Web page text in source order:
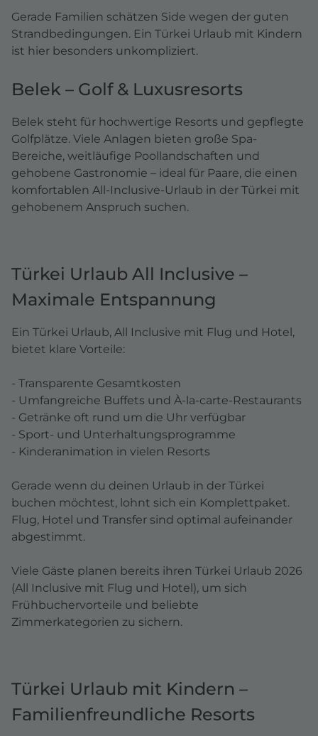
Gerade Familien schätzen Side wegen der guten
Strandbedingungen. Ein Türkei Urlaub mit Kindern
ist hier besonders unkompliziert.
Belek – Golf & Luxusresorts
Belek steht für hochwertige Resorts und gepflegte
Golfplätze. Viele Anlagen bieten große Spa-
Bereiche, weitläufige Poollandschaften und
gehobene Gastronomie – ideal für Paare, die einen
komfortablen All-Inclusive-Urlaub in der Türkei mit
gehobenem Anspruch suchen.
Türkei Urlaub All Inclusive –
Maximale Entspannung
Ein Türkei Urlaub, All Inclusive mit Flug und Hotel,
bietet klare Vorteile:
- Transparente Gesamtkosten
- Umfangreiche Buffets und À-la-carte-Restaurants
- Getränke oft rund um die Uhr verfügbar
- Sport- und Unterhaltungsprogramme
- Kinderanimation in vielen Resorts
Gerade wenn du deinen Urlaub in der Türkei
buchen möchtest, lohnt sich ein Komplettpaket.
Flug, Hotel und Transfer sind optimal aufeinander
abgestimmt.
Viele Gäste planen bereits ihren Türkei Urlaub 2026
(All Inclusive mit Flug und Hotel), um sich
Frühbuchervorteile und beliebte
Zimmerkategorien zu sichern.
Türkei Urlaub mit Kindern –
Familienfreundliche Resorts